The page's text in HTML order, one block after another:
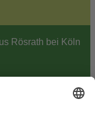
Rösrath bei Köln